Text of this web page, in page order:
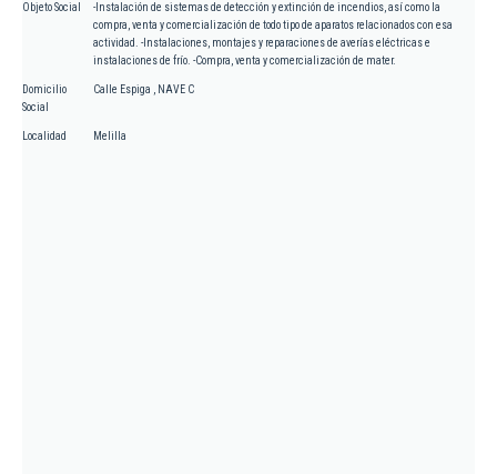
Objeto Social
-Instalación de sistemas de detección y extinción de incendios, así como la
compra, venta y comercialización de todo tipo de aparatos relacionados con esa
actividad. -Instalaciones, montajes y reparaciones de averías eléctricas e
instalaciones de frío. -Compra, venta y comercialización de mater.
Domicilio
Social
Calle Espiga , NAVE C
Localidad Melilla